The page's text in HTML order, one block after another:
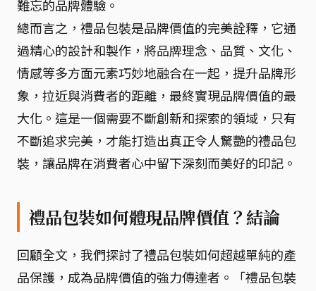
難忘的品牌體驗。
總而言之，禮品包裝是品牌價值的完美詮釋，它通
過精心的設計和製作，將品牌理念、品質、文化、
情感等多方面元素巧妙地融合在一起，提升品牌形
象，拉近與消費者的距離，最終實現品牌價值的最
大化。這是一個需要不斷創新和探索的領域，只有
不斷追求完美，才能打造出真正令人驚艷的禮品包
裝，讓品牌在消費者心中留下深刻而美好的印記。
禮品包裝如何體現品牌價值？結論
回顧全文，我們探討了禮品包裝如何超越單純的產
品保護，成為品牌價值的強力傳達者。「禮品包裝